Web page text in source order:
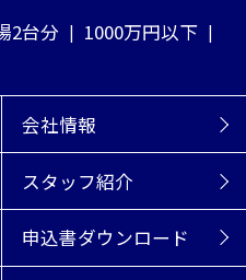
2台分
1000万円以下
会社情報
スタッフ紹介
申込書ダウンロード